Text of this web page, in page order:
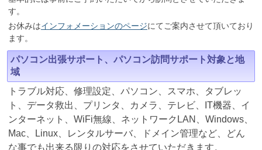
す。
お休みはインフォメーションのページにてご案内させて頂いており
ます。
パソコン出張サポート、パソコン訪問サポート対象と地
域
トラブル対応、修理設定、パソコン、スマホ、タブレッ
ト、データ救出、プリンタ、カメラ、テレビ、IT機器、イ
ンターネット、WiFi無線、ネットワークLAN、Windows、
Mac、Linux、レンタルサーバ、ドメイン管理など、どん
な事でも出来る限りの対応をさせていただきます。